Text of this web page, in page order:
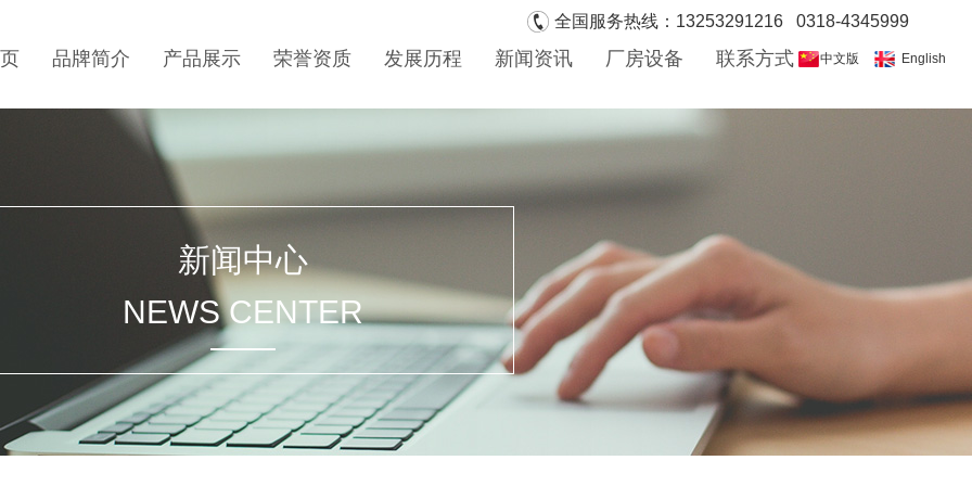
全国服务热线：13253291216 0318-4345999
品牌简介 产品展示 荣誉资质 发展历程 新闻资讯 厂房设备 联系方式 English
中文版
新闻中心
NEWS CENTER